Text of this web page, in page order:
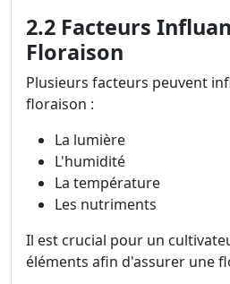
2.2 Facteurs
Floraison
Plusieurs facteurs peuvent
floraison :
La lumière
L'humidité
La température
Les nutriments
Il est crucial pour un
éléments afin d'assurer une